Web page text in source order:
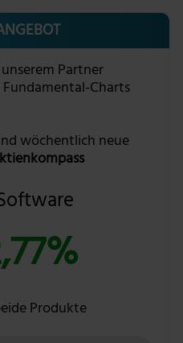
Partner
Charts
wöchentlich neue
Produkte